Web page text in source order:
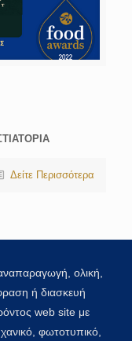
Δείτε Περισσότερα
ολική,
ή διασκευή
web site με
φωτοτυπικό,